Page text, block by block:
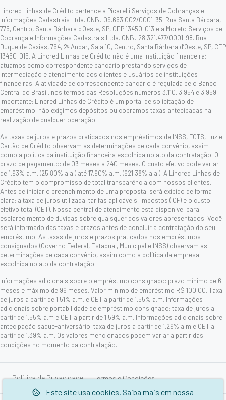
Este site usa cookies. Saiba mais em nossa
Lincred Linhas de Crédito pertence a Picarelli Serviços de Cobranças e
Informações Cadastrais Ltda. CNPJ 09.663.002/0001-35. Rua Santa Bárbara,
775, Centro, Santa Bárbara d'Oeste, SP, CEP 13450-013 e a Moreto Serviços de
Cobrança e Informações Cadastrais Ltda. CNPJ 28.321.477/0001-98. Rua
Duque de Caxias, 764, 2º Andar, Sala 10, Centro, Santa Bárbara d’Oeste, SP, CEP
13450-015. A Lincred Linhas de Crédito não é uma instituição financeira:
atuamos como correspondente bancário prestando serviços de
intermediação e atendimento aos clientes e usuários de instituições
financeiras. A atividade de correspondente bancário é regulada pelo Banco
Central do Brasil, nos termos das Resoluções números 3.110, 3.954 e 3.959.
Importante: Lincred Linhas de Crédito é um portal de solicitação de
empréstimo, não exigimos depósitos ou cobramos taxas antecipadas na
realização de qualquer operação.
As taxas de juros e prazos praticados nos empréstimos de INSS, FGTS, Luz e
Cartão de Crédito observam as determinações de cada convênio, assim
como a política da instituição financeira escolhida no ato da contratação. O
prazo de pagamento: de 03 meses a 240 meses. O custo efetivo pode variar
de 1,93% a.m. (25,80% a.a.) até 17,90% a.m. (621,38% a.a.). A Lincred Linhas de
Crédito tem o compromisso de total transparência com nossos clientes.
Antes de iniciar o preenchimento de uma proposta, será exibido de forma
clara: a taxa de juros utilizada, tarifas aplicáveis, impostos (IOF) e o custo
efetivo total (CET). Nossa central de atendimento está disponível para
esclarecimento de dúvidas sobre quaisquer dos valores apresentados. Você
será informado das taxas e prazos antes de concluir a contratação do seu
empréstimo. As taxas de juros e prazos praticados nos empréstimos
consignados (Governo Federal, Estadual, Municipal e INSS) observam as
determinações de cada convênio, assim como a política da empresa
escolhida no ato da contratação.
Informações adicionais sobre o empréstimo consignado: prazo mínimo de 6
meses e máximo de 96 meses. Valor mínimo de empréstimo R$ 100,00. Taxa
de juros a partir de 1,51% a.m. e CET a partir de 1,55% a.m. Informações
adicionais sobre portabilidade de empréstimo consignado: taxa de juros a
partir de 1,55% a.m e CET a partir de 1,59% a.m. Informações adicionais sobre
antecipação saque-aniversário: taxa de juros a partir de 1,29% a.m e CET a
partir de 1,39% a.m. Os valores mencionados podem variar a partir das
condições no momento da contratação.
Política de Privacidade Termos e Condições